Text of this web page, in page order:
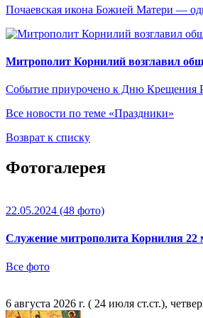
Почаевская икона Божией Матери —
Митрополит Корнилий возглавил
Событие приурочено к Дню Крещения
Все новости по теме «Праздники»
Возврат к списку
Фотогалерея
22.05.2024 (48 фото)
Служение митрополита Корнилия 22
Все фото
6 августа 2026 г. ( 24 июля ст.ст.),